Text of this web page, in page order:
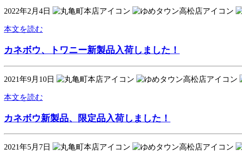
2022年2月4日
本文を読む
カネボウ、トワニー新製品入荷しました！
2021年9月10日
本文を読む
カネボウ新製品、限定品入荷しました！
2021年5月7日